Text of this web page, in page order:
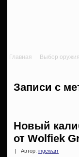
Главная Выбор оружия
Записи с
Новый
от Wolfiek
Автор: ingewarr